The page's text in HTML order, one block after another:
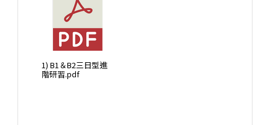
1) B1＆B2三日型進
階研習.pdf